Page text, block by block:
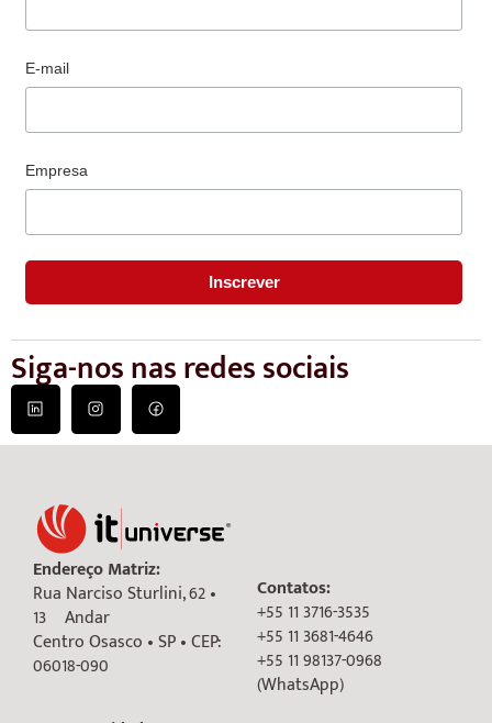
E-mail
Empresa
Siga-nos nas redes sociais
Endereço Matriz:
Rua Narciso Sturlini, 62 •
13º Andar
Centro Osasco • SP • CEP:
06018-090
Contatos:
+55 11 3716-3535
+55 11 3681-4646
+55 11 98137-0968
(WhatsApp)